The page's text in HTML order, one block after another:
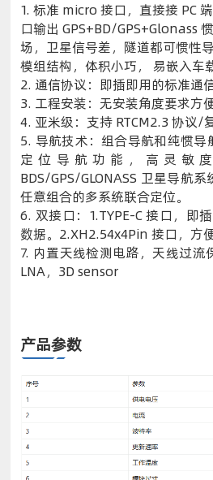
1. 标准 micro 接口，直接接 PC
口输出 GPS+BD/GPS+Glonass
场，卫星信号差，隧道都可惯性
模组结构，体积小巧， 易嵌入车
2. 通信协议：即插即用的标准通
3. 工程安装：无安装角度要求方
4. 亚米级：支持 RTCM2.3 协议/
5. 导航技术：组合导航和纯惯导
定位导航功能，高灵敏
BDS/GPS/GLONASS 卫星导航
任意组合的多系统联合定位。
6. 双接口：1.TYPE-C 接口，即
数据。2.XH2.54x4Pin 接口，方
7. 内置天线检测电路，天线过流
LNA，3D sensor
产品参数